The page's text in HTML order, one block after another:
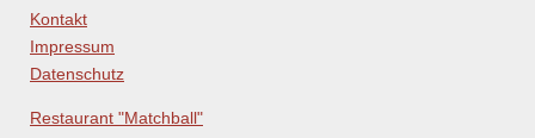
Kontakt
Impressum
Datenschutz
Restaurant "Matchball"